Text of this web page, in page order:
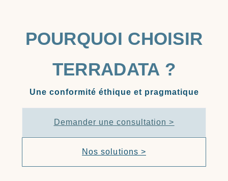
POURQUOI CHOISIR
TERRADATA ?
Une conformité éthique et pragmatique
Demander une consultation >
Nos solutions >